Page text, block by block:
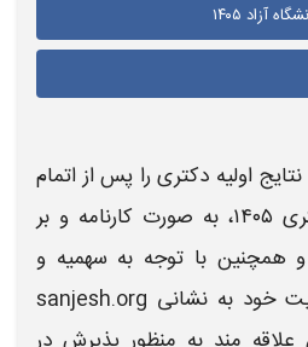
آزاد ۱۴۰۵
اولیه دکتری را پس از اتمام
۱۴۰۵،به صورت کارنامه و بر
و همچنین با توجه به سهمیه و
کدرشته امتحانی در سایت خود به نشانی sanjesh.org